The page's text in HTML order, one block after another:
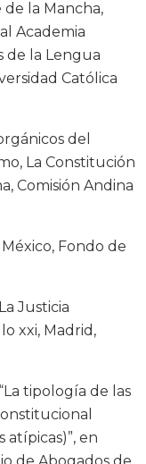
la Mancha,
Academia
de la Lengua
Católica
del
La Constitución
Comisión Andina
Fondo de
Justicia
xxi, Madrid,
tipología de las
atípicas)”, en